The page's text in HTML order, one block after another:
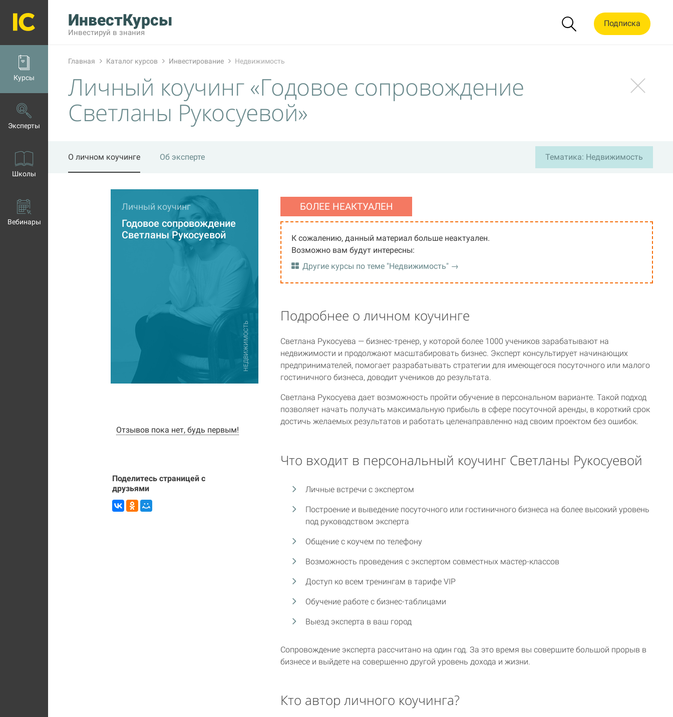
Курсы
Эксперты
Школы
Вебинары
ИнвестКурсы
Инвестируй в знания
Подписка
Главная Каталог курсов Инвестирование Недвижимость
Личный коучинг «Годовое сопровождение
Светланы Рукосуевой»
О личном коучинге Об эксперте Тематика: Недвижимость
НЕДВИЖИМОСТЬ
Личный коучинг
Годовое сопровождение
Светланы Рукосуевой
Отзывов пока нет, будь первым!
Поделитесь страницей с
друзьями
БОЛЕЕ НЕАКТУАЛЕН
К сожалению, данный материал больше неактуален.
Возможно вам будут интересны:
Другие курсы по теме "Недвижимость" →
Подробнее о личном коучинге
Светлана Рукосуева — бизнес-тренер, у которой более 1000 учеников зарабатывают на
недвижимости и продолжают масштабировать бизнес. Эксперт консультирует начинающих
предпринимателей, помогает разрабатывать стратегии для имеющегося посуточного или малого
гостиничного бизнеса, доводит учеников до результата.
Светлана Рукосуева дает возможность пройти обучение в персональном варианте. Такой подход
позволяет начать получать максимальную прибыль в сфере посуточной аренды, в короткий срок
достичь желаемых результатов и работать целенаправленно над своим проектом без ошибок.
Что входит в персональный коучинг Светланы Рукосуевой
Личные встречи с экспертом
Построение и выведение посуточного или гостиничного бизнеса на более высокий уровень
под руководством эксперта
Общение с коучем по телефону
Возможность проведения с экспертом совместных мастер-классов
Доступ ко всем тренингам в тарифе VIP
Обучение работе с бизнес-таблицами
Выезд эксперта в ваш город
Сопровождение эксперта рассчитано на один год. За это время вы совершите большой прорыв в
бизнесе и выйдете на совершенно другой уровень дохода и жизни.
Кто автор личного коучинга?